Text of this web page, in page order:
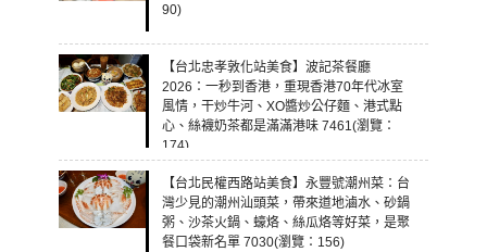
90)
【台北忠孝敦化站美食】波記茶餐廳
2026：一秒到香港，重現香港70年代冰室
風情，干炒牛河、XO醬炒公仔麵、港式點
心、絲襪奶茶都是滿滿港味 7461(瀏覽：
174)
【台北民權西路站美食】永豐號潮州菜：台
灣少見的潮州汕頭菜，帶來道地滷水、砂鍋
粥、沙茶火鍋、蠔烙、絲瓜烙等好菜，是聚
餐口袋新名單 7030(瀏覽：156)